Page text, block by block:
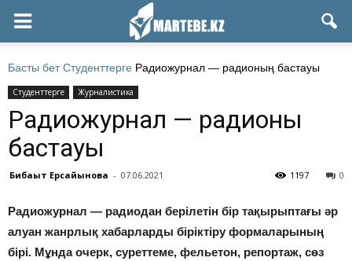
Басты бет Студенттерге Радиожурнал — радионың бастауы
Студенттерге Журналистика
Радиожурнал — радионың
бастауы
Бибақыт Ерсайынова - 07.06.2021 0
1197
Радиожурнал — радиодан берілетін бір тақырыптағы әр
алуан жанрлық хабарларды біріктіру формаларының
бірі. Мұнда очерк, суреттеме, фельетон, репортаж, сөз